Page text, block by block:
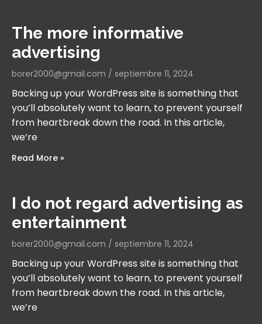
The more informative
advertising
borer2000@gmail.com septiembre 11, 2024
Backing up your WordPress site is something that
you’ll absolutely want to learn, to prevent yourself
from heartbreak down the road. In this article,
we’re
Read More »
I do not regard advertising as
entertainment
borer2000@gmail.com septiembre 11, 2024
Backing up your WordPress site is something that
you’ll absolutely want to learn, to prevent yourself
from heartbreak down the road. In this article,
we’re